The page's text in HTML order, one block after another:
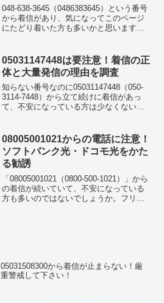
048-638-3645（0486383645）という番号
から着信があり、気になってこのページ
にたどり着いた方も多いかと思います。
話報告が寄せられており、安易に個人情
報...
05031147448は要注意！着信の正
体と大量発信の理由を調査
知らない番号なのに05031147448（050-
3114-7448）から立て続けに着信があっ
て、不安になっている方は少なくないと
めたようで同じような経験をしてい...
08005001021からの電話に注意！
ソフトバンク光・ドコモ光をかた
る勧誘
「08005001021（0800-500-1021）」から
の着信が続いていて、不安になっている
方も多いのではないでしょうか。フリー
05031508300から着信が止まらない！厳
重警戒して下さい！